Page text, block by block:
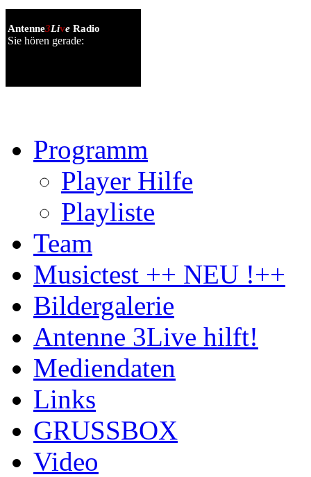
Antenne3Live Radio
Sie hören gerade:
Programm
Player Hilfe
Playliste
Team
Musictest ++ NEU !++
Bildergalerie
Antenne 3Live hilft!
Mediendaten
Links
GRUSSBOX
Video